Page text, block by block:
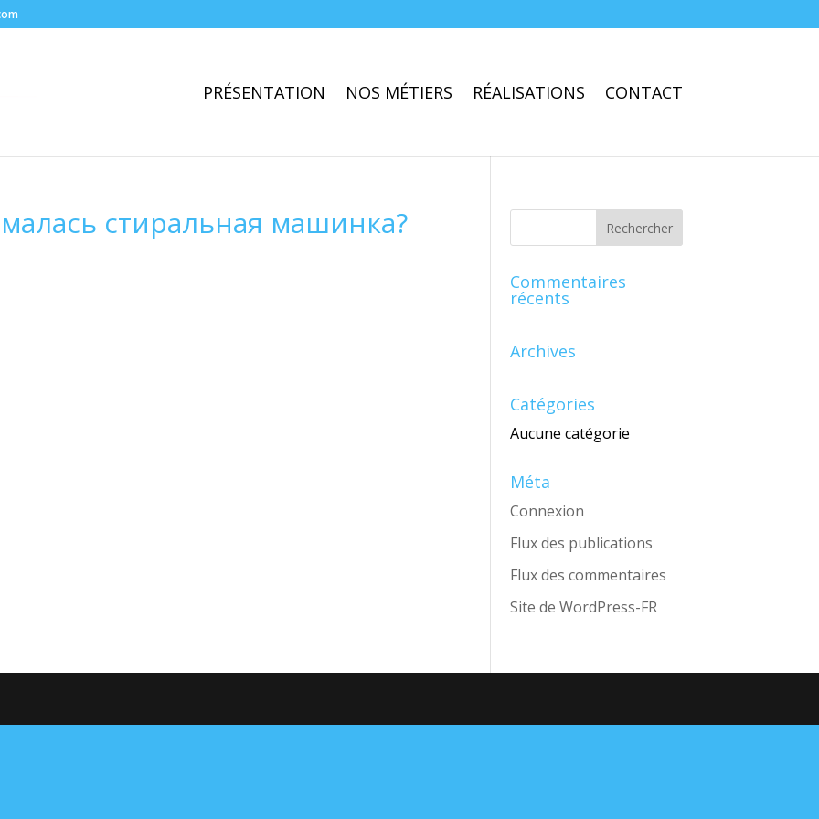
PRÉSENTATION NOS MÉTIERS RÉALISATIONS CONTACT
стиральная машинка?
Commentaires
récents
Archives
Catégories
Aucune catégorie
Méta
Connexion
Flux des publications
Flux des commentaires
Site de WordPress-FR